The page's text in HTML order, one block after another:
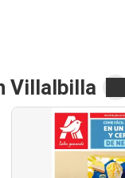
Villalbilla